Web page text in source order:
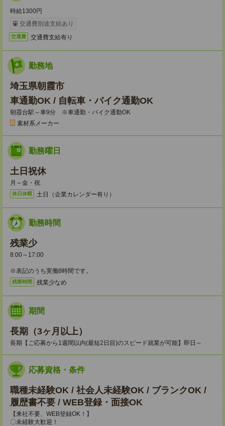
時給1300円
交通費別途支給あり
交通費 交通費支給有り
勤務地
埼玉県朝霞市
車通勤OK / 自転車・バイク通勤OK
朝霞台駅～車9分 ※車通勤・バイク通勤OK
素材系メーカー
勤務曜日
土日祝休
月～金・祝
休日休暇 土日（企業カレンダー有り）
勤務時間
残業少
8:00～17:00
※表記のうち実働8時間です。
残業時間 残業少なめ
期間
長期（3ヶ月以上）
長期【ご応募から1週間以内(最短2日目)のスピード就業が可能】即日～
応募資格・条件
職種未経験OK / 社会人未経験OK / ブランクOK /
履歴書不要 / WEB登録・面接OK
【来社不要、WEB登録OK！】
〇未経験大歓迎！